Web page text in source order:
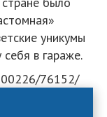
уникумы
в гараже.
76152/